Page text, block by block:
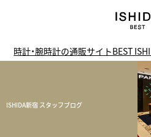
時計・腕時計の通販サイトBEST
ISHIDA新宿 スタッフブログ